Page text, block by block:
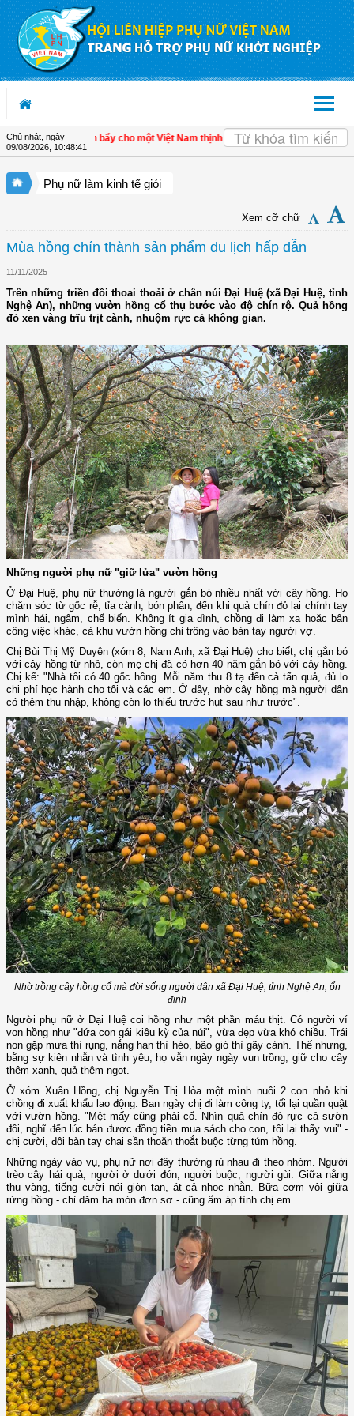
Truy cập nội dung luôn
Chủ nhật, ngày
09/08/2026 10:48:42
tế tư nhân - Đòn bẩy cho một Việt Nam thịnh vượng | Hội LHPN tỉnh Kiên
Phụ nữ làm kinh tế giỏi
Xem cỡ chữ
Mùa hồng chín thành sản phẩm du lịch hấp dẫn
11/11/2025
Trên những triền đồi thoai thoải ở chân núi Đại Huệ (xã Đại Huệ, tỉnh
Nghệ An), những vườn hồng cổ thụ bước vào độ chín rộ. Quả hồng
đỏ xen vàng trĩu trịt cành, nhuộm rực cả không gian.
Những người phụ nữ "giữ lửa" vườn hồng
Ở Đại Huệ, phụ nữ thường là người gắn bó nhiều nhất với cây hồng. Họ
chăm sóc từ gốc rễ, tỉa cành, bón phân, đến khi quả chín đỏ lại chính t­­ay
mình hái, ngâm, chế biến. Không ít gia đình, chồng đi làm xa hoặc bận
công việc khác, cả khu vườn hồng chỉ trông vào bàn tay người vợ.
Chị Bùi Thị Mỹ Duyên (xóm 8, Nam Anh, xã Đại Huệ) cho biết, chị gắn bó
với cây hồng từ nhỏ, còn mẹ chị đã có hơn 40 năm gắn bó với cây hồng.
Chị kể: "Nhà tôi có 40 gốc hồng. Mỗi năm thu 8 tạ đến cả tấn quả, đủ lo
chi phí học hành cho tôi và các em. Ở đây, nhờ cây hồng mà người dân
có thêm thu nhập, không còn lo thiếu trước hụt sau như trước".
Nhờ trồng cây hồng cổ mà đời sống người dân xã Đại Huệ, tỉnh Nghệ An, ổn
định
Người phụ nữ ở Đại Huệ coi hồng như một phần máu thịt. Có người ví
von hồng như "đứa con gái kiêu kỳ của núi", vừa đẹp vừa khó chiều. Trái
non gặp mưa thì rụng, nắng hạn thì héo, bão gió thì gãy cành. Thế nhưng,
bằng sự kiên nhẫn và tình yêu, họ vẫn ngày ngày vun trồng, giữ cho cây
thêm xanh, quả thêm ngọt.
Ở xóm Xuân Hồng, chị Nguyễn Thị Hòa một mình nuôi 2 con nhỏ khi
chồng đi xuất khẩu lao động. Ban ngày chị đi làm công ty, tối lại quần quật
với vườn hồng. "Mệt mấy cũng phải cố. Nhìn quả chín đỏ rực cả sườn
đồi, nghĩ đến lúc bán được đồng tiền mua sách cho con, tôi lại thấy vui" -
chị cười, đôi bàn tay chai sần thoăn thoắt buộc từng túm hồng.
Những ngày vào vụ, phụ nữ nơi đây thường rủ nhau đi theo nhóm. Người
trèo cây hái quả, người ở dưới đón, người buộc, người gùi. Giữa nắng
thu vàng, tiếng cười nói giòn tan, át cả nhọc nhằn. Bữa cơm vội giữa
rừng hồng - chỉ dăm ba món đơn sơ - cũng ấm áp tình chị em.